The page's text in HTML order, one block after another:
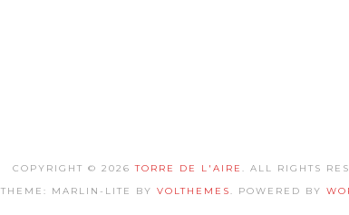
COPYRIGHT © 2026TORRE DE L'AIRE . ALL RIGHTS
THEME: MARLIN-LITE BY VOLTHEMES. POWERED BY